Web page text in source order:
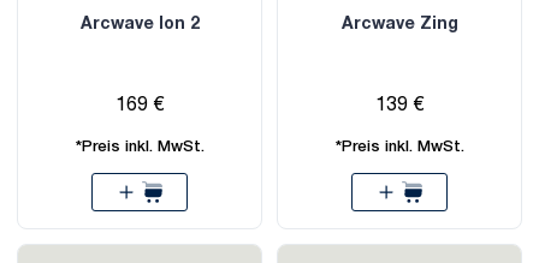
Arcwave Ion 2
169 €
*Preis inkl. MwSt.
Arcwave Zing
139 €
*Preis inkl. MwSt.